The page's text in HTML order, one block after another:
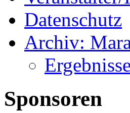
Datenschutz
Archiv:
Ergebnisse
Sponsoren